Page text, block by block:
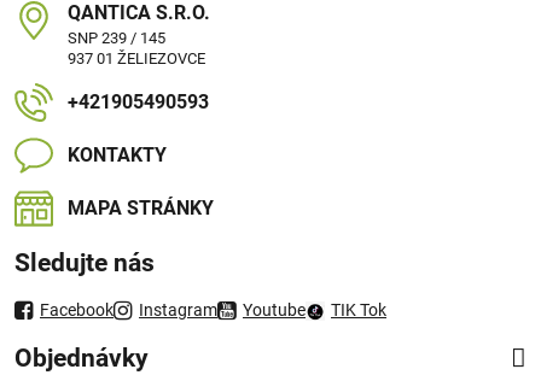
QANTICA S​.R​.O​.
SNP 239 / 145
937 01 ŽELIEZOVCE
+421905490593
KONTAKTY
MAPA STRÁNKY
Sledujte nás
Facebook Instagram Youtube TIK Tok
Objednávky